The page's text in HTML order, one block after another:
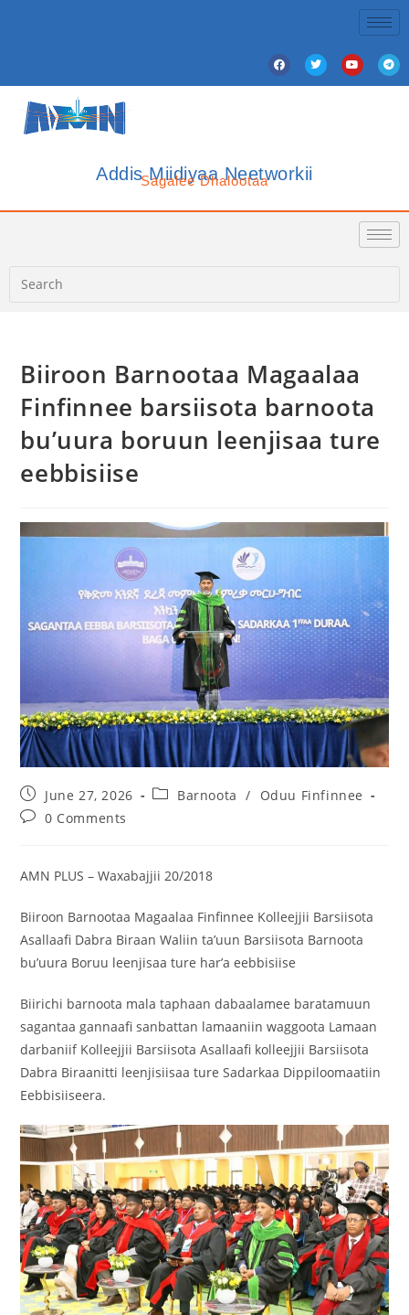
Addis Miidiyaa Neetworkii
Sagalee Dhalootaa
Biiroon Barnootaa Magaalaa
Finfinnee barsiisota barnoota
bu’uura boruun leenjisaa ture
eebbisiise
June 27, 2026 Barnoota /
Oduu Finfinnee
0 Comments
AMN PLUS – Waxabajjii 20/2018
Biiroon Barnootaa Magaalaa Finfinnee Kolleejjii Barsiisota
Asallaafi Dabra Biraan Waliin ta’uun Barsiisota Barnoota
bu’uura Boruu leenjisaa ture har’a eebbisiise
Biirichi barnoota mala taphaan dabaalamee baratamuun
sagantaa gannaafi sanbattan lamaaniin waggoota Lamaan
darbaniif Kolleejjii Barsiisota Asallaafi kolleejjii Barsiisota
Dabra Biraanitti leenjisiisaa ture Sadarkaa Dippiloomaatiin
Eebbisiiseera.